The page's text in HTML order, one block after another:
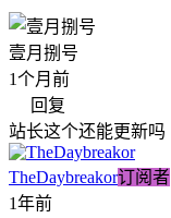
壹月捌号
1个月前
回复
站长这个还能更新吗
TheDaybreakor订阅者
1年前